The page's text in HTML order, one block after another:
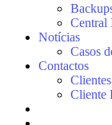
Central
Notícias
Casos
Contactos
Cliente